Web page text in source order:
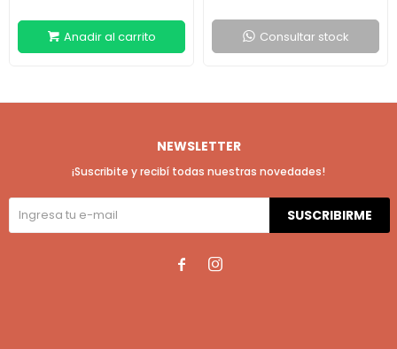
Consultar stock
NEWSLETTER
¡Suscribite y recibí todas nuestras novedades!
SUSCRIBIRME
 